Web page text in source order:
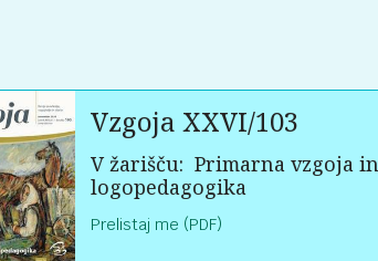
Vzgoja XXVI/103
V žarišču: Primarna vzgoja in
logopedagogika
Prelistaj me (PDF)